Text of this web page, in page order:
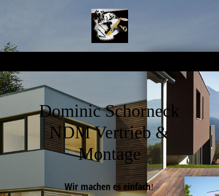
Dominic Schorneck
NDM Vertrieb &
Montage
Wir machen es einfach!